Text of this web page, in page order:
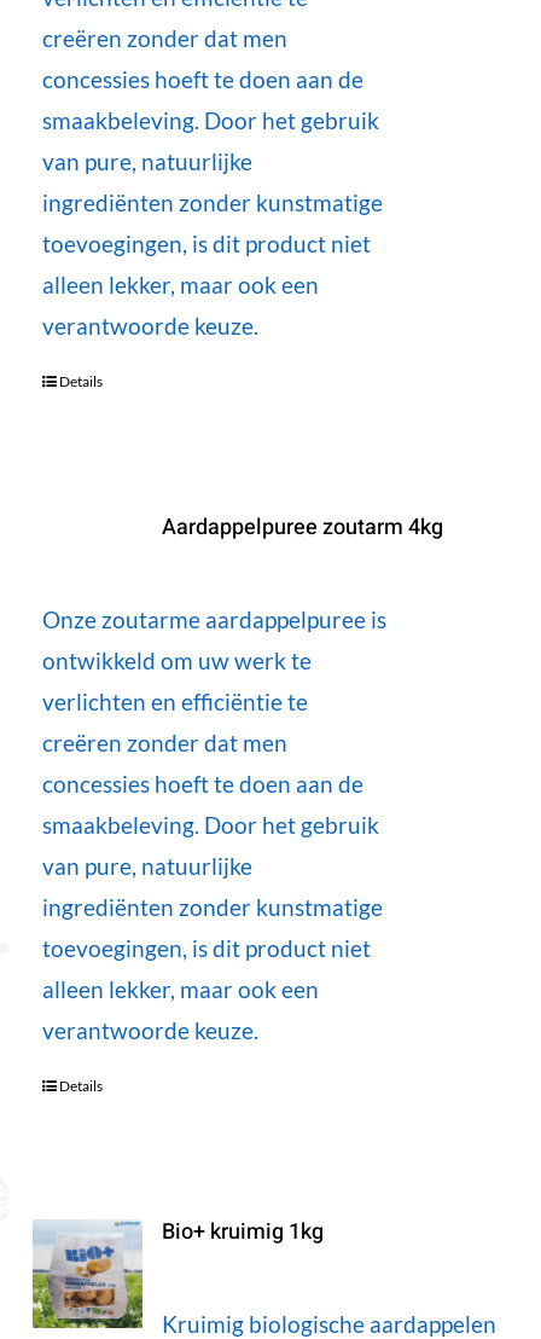
creëren zonder dat men
concessies hoeft te doen aan de
smaakbeleving. Door het gebruik
van pure, natuurlijke
ingrediënten zonder kunstmatige
toevoegingen, is dit product niet
alleen lekker, maar ook een
verantwoorde keuze.
Details
Aardappelpuree zoutarm 4kg
Onze zoutarme aardappelpuree is
ontwikkeld om uw werk te
verlichten en efficiëntie te
creëren zonder dat men
concessies hoeft te doen aan de
smaakbeleving. Door het gebruik
van pure, natuurlijke
ingrediënten zonder kunstmatige
toevoegingen, is dit product niet
alleen lekker, maar ook een
verantwoorde keuze.
Details
Bio+ kruimig 1kg
Kruimig biologische aardappelen